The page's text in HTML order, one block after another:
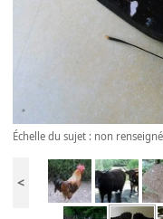
Échelle du sujet : non
<